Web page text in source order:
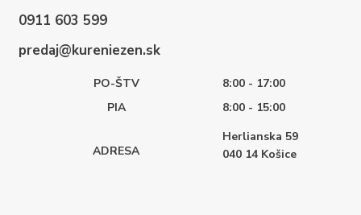
0911 603 599
predaj@kureniezen.sk
PO-ŠTV
8:00 - 17:00
PIA
8:00 - 15:00
ADRESA
Herlianska 59
040 14 Košice